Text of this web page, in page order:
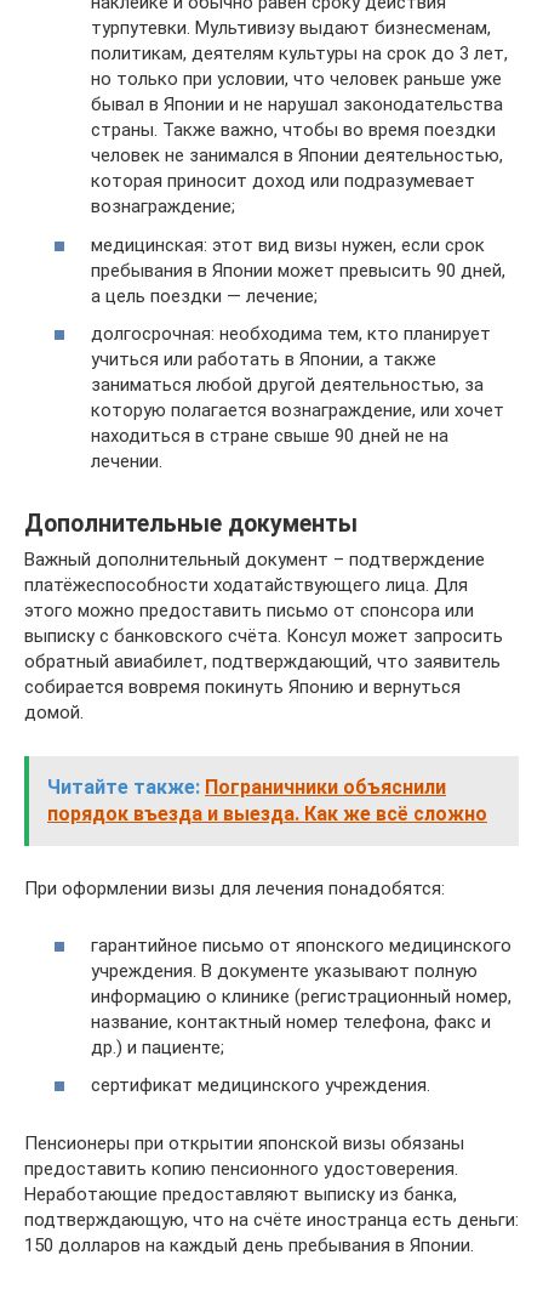
турпутевки. Мультивизу выдают бизнесменам,
политикам, деятелям культуры на срок до 3 лет,
но только при условии, что человек раньше уже
бывал в Японии и не нарушал законодательства
страны. Также важно, чтобы во время поездки
человек не занимался в Японии деятельностью,
которая приносит доход или подразумевает
вознаграждение;
медицинская: этот вид визы нужен, если срок
пребывания в Японии может превысить 90 дней,
а цель поездки — лечение;
долгосрочная: необходима тем, кто планирует
учиться или работать в Японии, а также
заниматься любой другой деятельностью, за
которую полагается вознаграждение, или хочет
находиться в стране свыше 90 дней не на
лечении.
Дополнительные документы
Важный дополнительный документ – подтверждение
платёжеспособности ходатайствующего лица. Для
этого можно предоставить письмо от спонсора или
выписку с банковского счёта. Консул может запросить
обратный авиабилет, подтверждающий, что заявитель
собирается вовремя покинуть Японию и вернуться
домой.
Читайте также: Пограничники объяснили
порядок въезда и выезда. Как же всё сложно
При оформлении визы для лечения понадобятся:
гарантийное письмо от японского медицинского
учреждения. В документе указывают полную
информацию о клинике (регистрационный номер,
название, контактный номер телефона, факс и
др.) и пациенте;
сертификат медицинского учреждения.
Пенсионеры при открытии японской визы обязаны
предоставить копию пенсионного удостоверения.
Неработающие предоставляют выписку из банка,
подтверждающую, что на счёте иностранца есть деньги:
150 долларов на каждый день пребывания в Японии.